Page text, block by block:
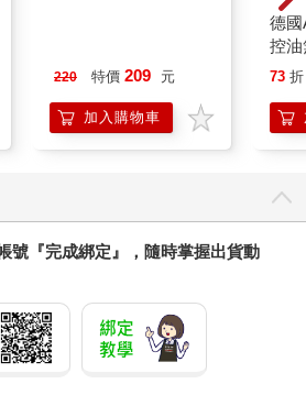
220 特價 209 元
加入購物車
德國
控
凝露
調
滋
73 折
號『完成綁定』，隨時掌握出貨動